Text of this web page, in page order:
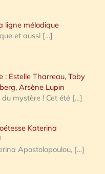
ligne mélodique
et aussi […]
: Estelle Tharreau, Toby
Arsène Lupin
mystère ! Cet été […]
Katerina
Apostolopoulou, […]